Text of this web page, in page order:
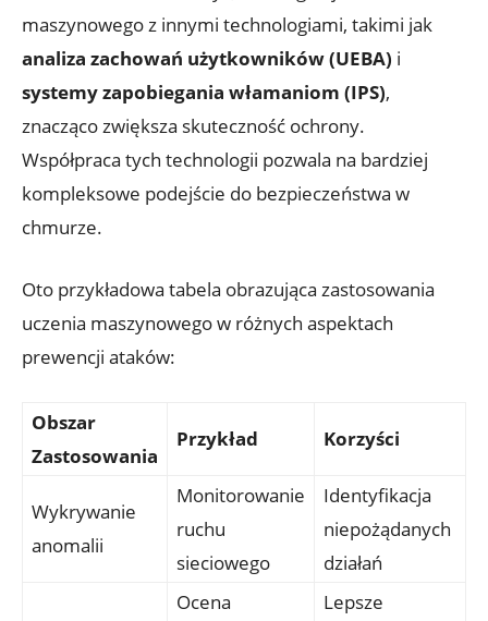
maszynowego z innymi technologiami, takimi⁣ jak
analiza zachowań użytkowników (UEBA) i
systemy zapobiegania włamaniom (IPS),
znacząco zwiększa skuteczność ‌ochrony.
Współpraca tych technologii pozwala na bardziej⁢
kompleksowe podejście do bezpieczeństwa w
chmurze.
Oto przykładowa tabela obrazująca zastosowania
uczenia maszynowego w ‌różnych aspektach
prewencji ​ataków:
Obszar
Zastosowania
Przykład Korzyści
Wykrywanie
anomalii
Monitorowanie
ruchu
‍sieciowego
Identyfikacja
‌niepożądanych
działań
Ocena
Lepsze‌